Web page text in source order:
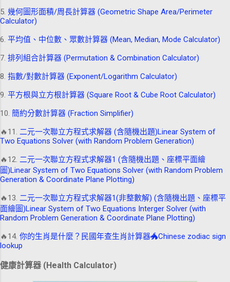
5. 幾何圖形面積/周長計算器 (Geometric Shape Area/Perimeter
Calculator)
6. 平均值、中位數、眾數計算器 (Mean, Median, Mode Calculator)
7. 排列組合計算器 (Permutation & Combination Calculator)
8. 指數/對數計算器 (Exponent/Logarithm Calculator)
9. 平方根與立方根計算器 (Square Root & Cube Root Calculator)
10. 簡約分數計算器 (Fraction Simplifier)
🔥11. 二元一次聯立方程式求解器 (含隨機出題)Linear System of
Two Equations Solver (with Random Problem Generation)
🔥12. 二元一次聯立方程式求解器1 (含隨機出題、座標平面繪
圖)Linear System of Two Equations Solver (with Random Problem
Generation & Coordinate Plane Plotting)
🔥13. 二元一次聯立方程式求解器1(非整數解) (含隨機出題、座標平
面繪圖)Linear System of Two Equations Interger Solver (with
Random Problem Generation & Coordinate Plane Plotting)
🔥14. 你的生肖是什麼？民國年查生肖計算器🐲Chinese zodiac sign
lookup
健康計算器 (Health Calculator)